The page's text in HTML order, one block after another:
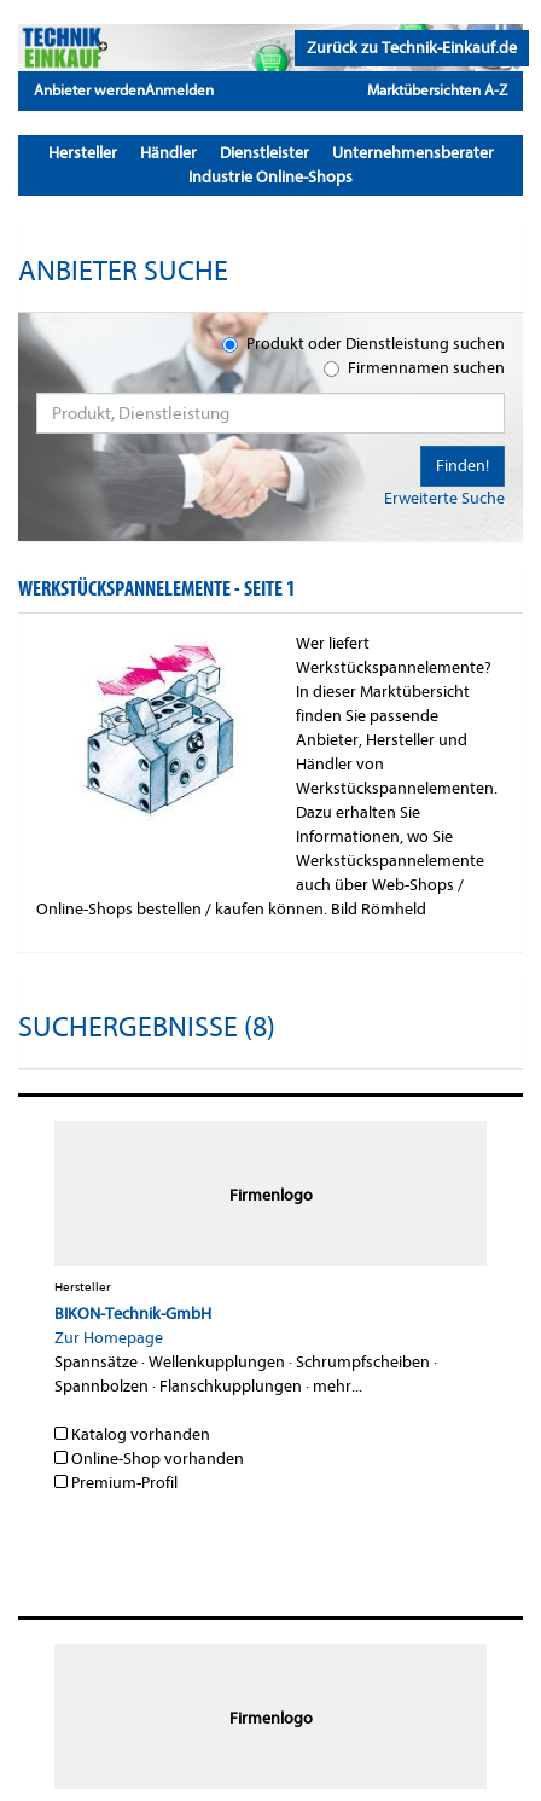
Zurück zu Technik-Einkauf.de
Anbieter werdenAnmelden Marktübersichten A-Z
Hersteller Händler Dienstleister
Unternehmensberater
Industrie Online-Shops
ANBIETER SUCHE
Produkt oder Dienstleistung suchen
Firmennamen suchen
Erweiterte Suche
Finden!
WERKSTÜCKSPANNELEMENTE -SEITE 1
Wer liefert
Werkstückspannelemente?
In dieser Marktübersicht
finden Sie passende
Anbieter, Hersteller und
Händler von
Werkstückspannelementen.
Dazu erhalten Sie
Informationen, wo Sie
Werkstückspannelemente
auch über Web-Shops /
Online-Shops bestellen / kaufen können. Bild Römheld
SUCHERGEBNISSE (8)
Firmenlogo
Hersteller
BIKON-Technik-GmbH
Zur Homepage
Spannsätze·Wellenkupplungen ·Schrumpfscheiben ·
Spannbolzen · Flanschkupplungen · mehr...
Katalog vorhanden
Online-Shop vorhanden
Premium-Profil
Firmenlogo